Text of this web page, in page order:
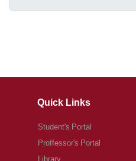
Quick Links
Student's Portal
Proffessor's Portal